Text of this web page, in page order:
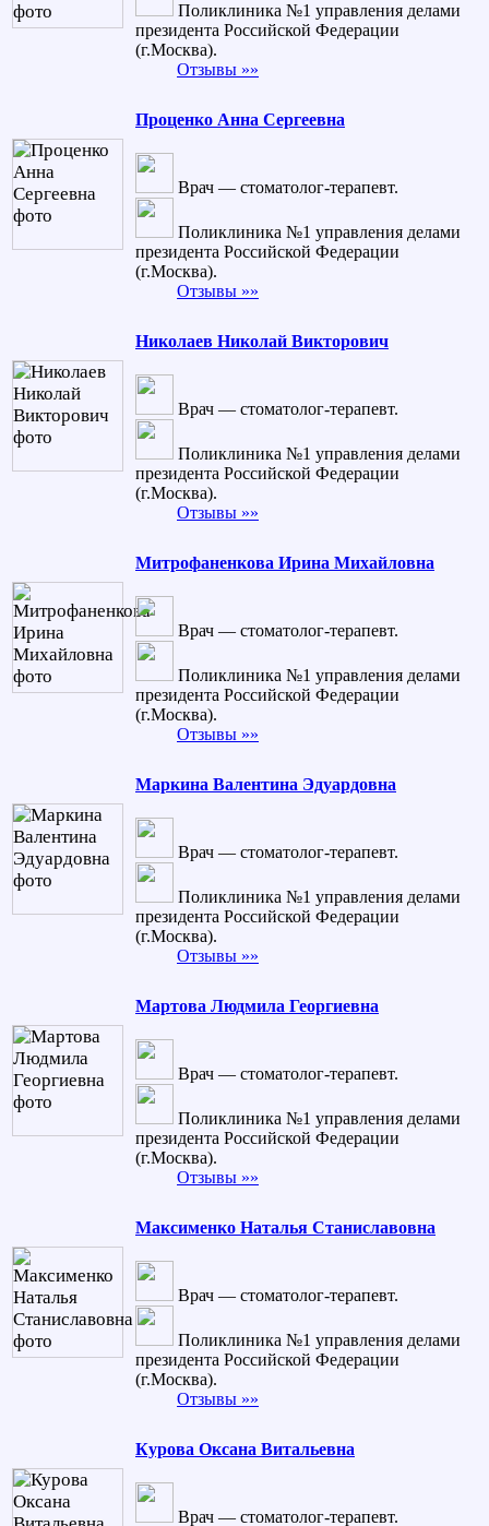
Поликлиника №1 управления делами
президента Российской Федерации
(г.Москва).
Отзывы »»
Проценко Анна Сергеевна
Врач — стоматолог-терапевт.
Поликлиника №1 управления делами
президента Российской Федерации
(г.Москва).
Отзывы »»
Николаев Николай Викторович
Врач — стоматолог-терапевт.
Поликлиника №1 управления делами
президента Российской Федерации
(г.Москва).
Отзывы »»
Митрофаненкова Ирина Михайловна
Врач — стоматолог-терапевт.
Поликлиника №1 управления делами
президента Российской Федерации
(г.Москва).
Отзывы »»
Маркина Валентина Эдуардовна
Врач — стоматолог-терапевт.
Поликлиника №1 управления делами
президента Российской Федерации
(г.Москва).
Отзывы »»
Мартова Людмила Георгиевна
Врач — стоматолог-терапевт.
Поликлиника №1 управления делами
президента Российской Федерации
(г.Москва).
Отзывы »»
Максименко Наталья Станиславовна
Врач — стоматолог-терапевт.
Поликлиника №1 управления делами
президента Российской Федерации
(г.Москва).
Отзывы »»
Курова Оксана Витальевна
Врач — стоматолог-терапевт.